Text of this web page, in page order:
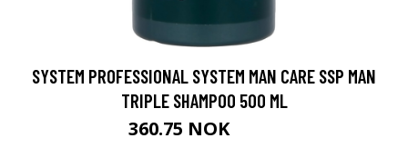
SYSTEM PROFESSIONAL SYSTEM MAN CARE SSP MAN
TRIPLE SHAMPOO 500 ML
360.75 NOK